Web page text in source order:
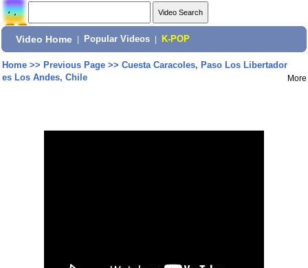
Video Home Popular Videos K-POP
Home>> Previous Page>> Cuesta Caracoles, Paso Los Libertador
es Los Andes, Chile
More